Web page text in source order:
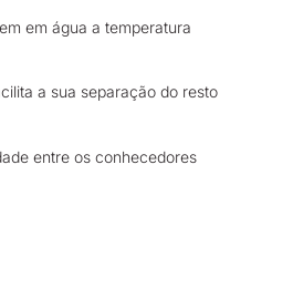
em água a temperatura
a sua separação do resto
entre os conhecedores